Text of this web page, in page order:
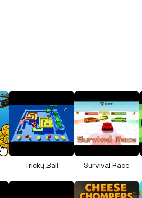
Tricky Ball Survival Race